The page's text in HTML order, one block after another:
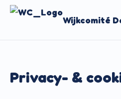
Wijkcomité
Privacy- &